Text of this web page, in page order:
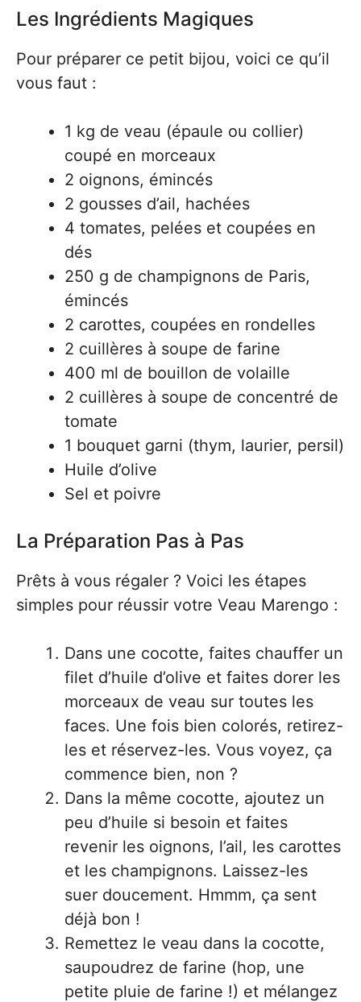
Les Ingrédients Magiques
Pour préparer ce petit bijou, voici ce qu’il
vous faut :
1 kg de veau (épaule ou collier)
coupé en morceaux
2 oignons, émincés
2 gousses d’ail, hachées
4 tomates, pelées et coupées en
dés
250 g de champignons de Paris,
émincés
2 carottes, coupées en rondelles
2 cuillères à soupe de farine
400 ml de bouillon de volaille
2 cuillères à soupe de concentré de
tomate
1 bouquet garni (thym, laurier, persil)
Huile d’olive
Sel et poivre
La Préparation Pas à Pas
Prêts à vous régaler ? Voici les étapes
simples pour réussir votre Veau Marengo :
Dans une cocotte, faites chauffer un
filet d’huile d’olive et faites dorer les
morceaux de veau sur toutes les
faces. Une fois bien colorés, retirez-
les et réservez-les. Vous voyez, ça
commence bien, non ?
Dans la même cocotte, ajoutez un
peu d’huile si besoin et faites
revenir les oignons, l’ail, les carottes
et les champignons. Laissez-les
suer doucement. Hmmm, ça sent
déjà bon !
Remettez le veau dans la cocotte,
saupoudrez de farine (hop, une
petite pluie de farine !) et mélangez